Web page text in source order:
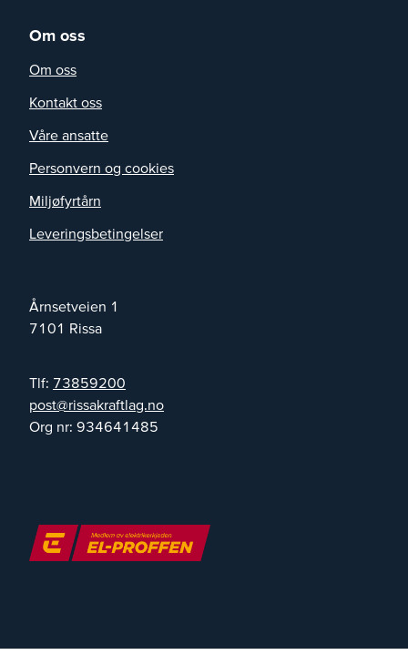
Årnsetveien 1
7101 Rissa
Tlf: 73859200
on.galtfarkassir@tsop
Org nr: 934641485
Om oss
Om oss
Kontakt oss
Våre ansatte
Personvern og cookies
Miljøfyrtårn
Leveringsbetingelser